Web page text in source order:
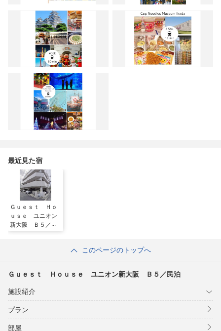
最近見た宿
Ｇｕｅｓｔ Ｈｏ
ｕｓｅ ユニオン
新大阪 Ｂ５／民
このページのトップへ
Ｇｕｅｓｔ Ｈｏｕｓｅ ユニオン新大阪 Ｂ５／民泊
施設紹介
プラン
部屋